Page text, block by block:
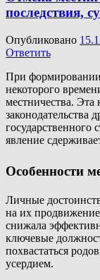
последствия,
Опубликовано
Ответить
При формировании
некоторого
местничества. Эта
законодательства
государственного
явление
Особенности
Личные
на их
снижала
ключевые
похвастаться
усердием.